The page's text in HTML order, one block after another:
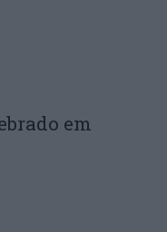
em